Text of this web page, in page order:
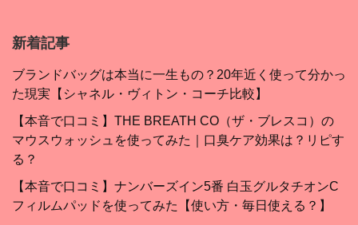
新着記事
ブランドバッグは本当に一生もの？20年近く使って分かっ
た現実【シャネル・ヴィトン・コーチ比較】
【本音で口コミ】THE BREATH CO（ザ・ブレスコ）の
マウスウォッシュを使ってみた｜口臭ケア効果は？リピす
る？
【本音で口コミ】ナンバーズイン5番 白玉グルタチオンC
フィルムパッドを使ってみた【使い方・毎日使える？】